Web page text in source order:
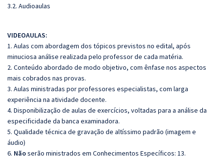
3.2. Audioaulas
VIDEOAULAS:
1. Aulas com abordagem dos tópicos previstos no edital, após
minuciosa análise realizada pelo professor de cada matéria.
2. Conteúdo abordado de modo objetivo, com ênfase nos aspectos
mais cobrados nas provas.
3. Aulas ministradas por professores especialistas, com larga
experiência na atividade docente.
4. Disponibilização de aulas de exercícios, voltadas para a análise da
especificidade da banca examinadora.
5. Qualidade técnica de gravação de altíssimo padrão (imagem e
áudio)
6. Nãoserão ministrados em Conhecimentos Específicos: 13.